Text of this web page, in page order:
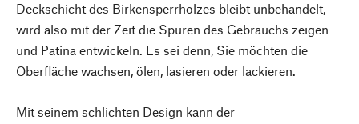
Deckschicht des Birkensperrholzes bleibt unbehandelt,
wird also mit der Zeit die Spuren des Gebrauchs zeigen
und Patina entwickeln. Es sei denn, Sie möchten die
Oberfläche wachsen, ölen, lasieren oder lackieren.
Mit seinem schlichten Design kann der